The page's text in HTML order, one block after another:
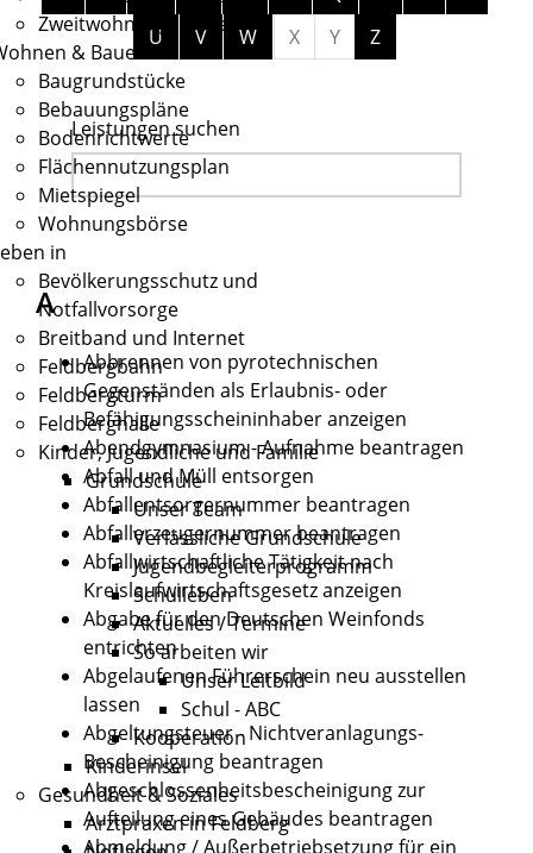
Zweitwohnungssteuer
& Bauen
Baugrundstücke
Bebauungspläne
Bodenrichtwerte
Flächennutzungsplan
Mietspiegel
Wohnungsbörse
in
Bevölkerungsschutz und
Notfallvorsorge
Breitband und Internet
Feldbergbahn
Feldbergturm
Feldberghalle
Kinder, Jugendliche und Familie
Grundschule
Unser Team
Verlässliche Grundschule
Jugendbegleiterprogramm
Schulleben
Aktuelles / Termine
So arbeiten wir
Unser Leitbild
Schul - ABC
Kooperation
Kinderinsel
Gesundheit & Soziales
Arztpraxen in Feldberg
U
V W X Y Z
Leistungen suchen
A
Abbrennen von pyrotechnischen
Gegenständen als Erlaubnis- oder
Befähigungsscheininhaber anzeigen
Abendgymnasium - Aufnahme beantragen
Abfall und Müll entsorgen
Abfallentsorgernummer beantragen
Abfallerzeugernummer beantragen
Abfallwirtschaftliche Tätigkeit nach
Kreislaufwirtschaftsgesetz anzeigen
Abgabe für den Deutschen Weinfonds
entrichten
Abgelaufenen Führerschein neu ausstellen
lassen
Abgeltungsteuer - Nichtveranlagungs-
Bescheinigung beantragen
Abgeschlossenheitsbescheinigung zur
Aufteilung eines Gebäudes beantragen
Abmeldung / Außerbetriebsetzung für ein